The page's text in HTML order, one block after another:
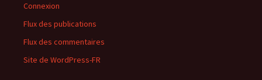
Connexion
Flux des publications
Flux des commentaires
Site de WordPress-FR